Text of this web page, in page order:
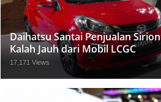
Daihatsu Santai Penjualan Sirion
Kalah Jauh dari Mobil LCGC
17,171 Views